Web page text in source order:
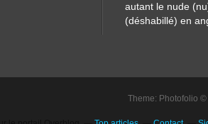
autant le nude
(déshabillé) en
Theme: Photofolio